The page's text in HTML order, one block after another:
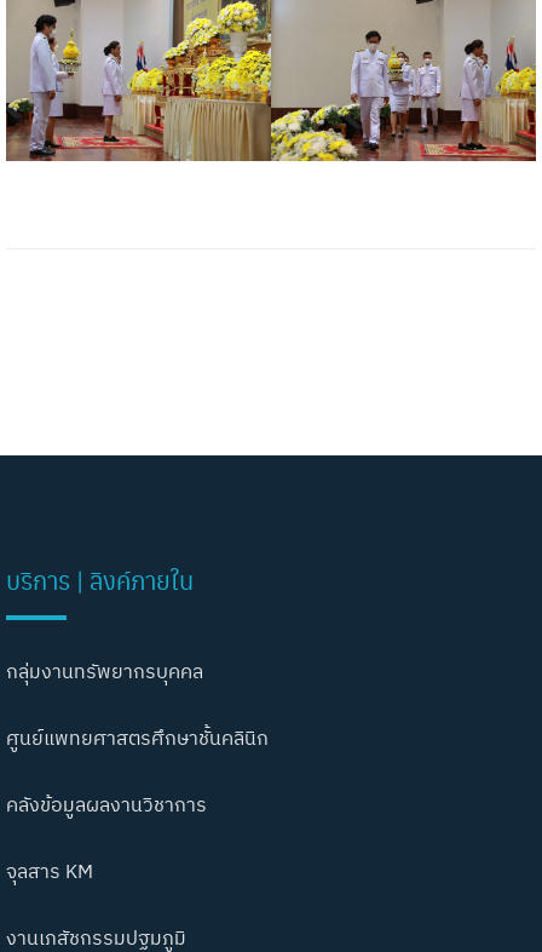
บริการ | ลิงค์ภายใน
กลุ่มงานทรัพยากรบุคคล
ศูนย์แพทยศาสตรศึกษาชั้นคลินิก
คลังข้อมูลผลงานวิชาการ
จุลสาร KM
งานเภสัชกรรมปฐมภูมิ